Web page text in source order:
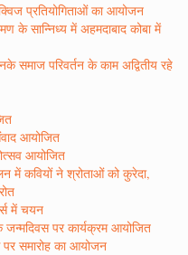
प्रतियोगिताओं का आयोजन
के सान्निध्य में अहमदाबाद कोबा में
समाज परिवर्तन के काम अद्वितीय रहे
आयोजित
आयोजित
में कवियों ने श्रोताओं को कुरेदा,
में चयन
जन्मदिवस पर कार्यक्रम आयोजित
पर समारोह का आयोजन